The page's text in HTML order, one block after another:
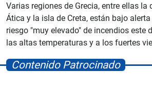
Varias regiones de Grecia, entre ellas la
Ática y la isla de Creta, están bajo
riesgo "muy elevado" de incendios este
las altas temperaturas y a los fuertes
Contenido Patrocinado